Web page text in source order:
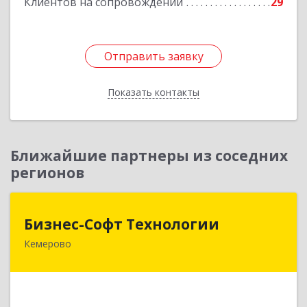
Отправить заявку
Показать контакты
Отправить заявку
Назад
Ближайшие партнеры из соседних
регионов
Бизнес-Софт Технологии
Кемерово
Бизнес-Софт Технологии
650992, Кемеровская область - Кузбасс обл,